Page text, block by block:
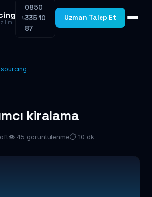
0850
335 10
87
Uzman Talep Et
kiralama
👁 45 görüntülenme⏱ 10 dk